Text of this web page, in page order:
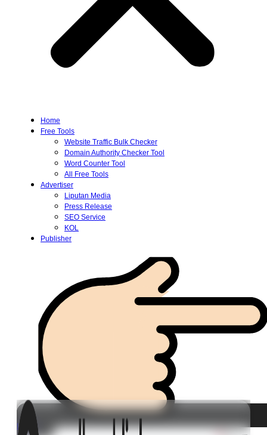
Home
Free Tools
Website Traffic Bulk Checker
Domain Authority Checker Tool
Word Counter Tool
All Free Tools
Advertiser
Liputan Media
Press Release
SEO Service
KOL
Publisher
Login